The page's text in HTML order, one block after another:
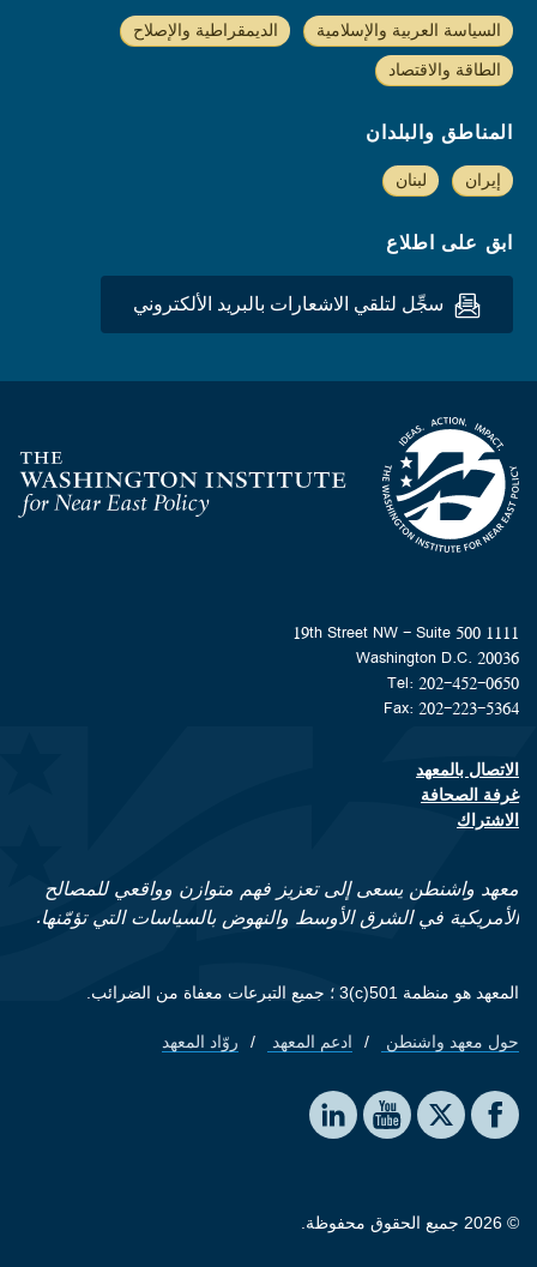
السياسة العربية والإسلامية الديمقراطية والإصلاح
الطاقة والاقتصاد
المناطق والبلدان
إيران لبنان
ابق على اطلاع
سجِّل لتلقي الاشعارات بالبريد الألكتروني
Homepage
1111 19th Street NW - Suite 500
Washington D.C. 20036
Tel: 202-452-0650
Fax: 202-223-5364
Footer contact links
الاتصال بالمعهد
غرفة الصحافة
الاشتراك
معهد واشنطن يسعى إلى تعزيز فهم متوازن وواقعي للمصالح
الأمريكية في الشرق الأوسط والنهوض بالسياسات التي تؤمّنها.
المعهد هو منظمة 501(c)3 ؛ جميع التبرعات معفاة من الضرائب.
Footer quick links
حول معهد واشنطن ادعم المعهد روّاد المعهد
Social media
The Washington Institute on Facebook
The Washington Institute on X
The Washington Institute on YouTube
The Washington Institute on LinkedIn
© 2026 جميع الحقوق محفوظة.